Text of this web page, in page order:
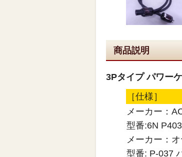
商品説明
3Pタイプ パワー
［仕様］
メーカー：
型番:6N
メーカー：
型番: P-037